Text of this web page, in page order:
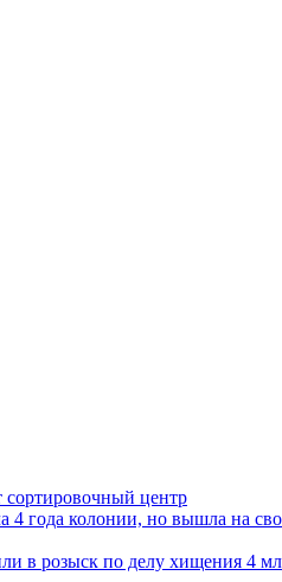
сортировочный центр
4 года колонии, но вышла на
в розыск по делу хищения 4